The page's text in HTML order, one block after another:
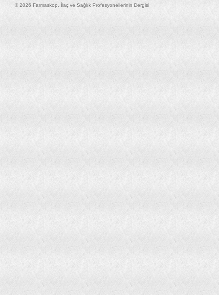
© 2026 Farmaskop, İlaç ve Sağlık Profesyonellerinin Dergisi